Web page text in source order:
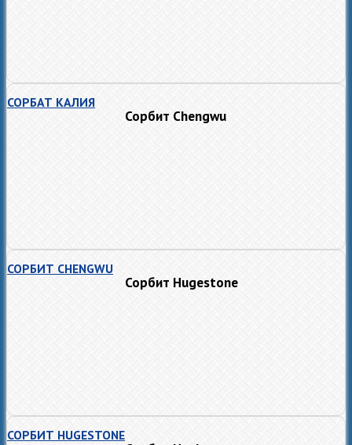
СОРБАТ КАЛИЯ
Сорбит Chengwu
СОРБИТ CHENGWU
Сорбит Hugestone
СОРБИТ HUGESTONE